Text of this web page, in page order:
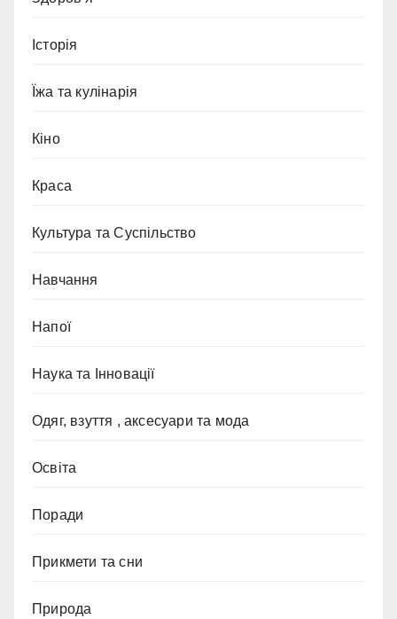
Історія
Їжа та кулінарія
Кіно
Краса
Культура та Суспільство
Навчання
Напої
Наука та Інновації
Одяг, взуття , аксесуари та мода
Освіта
Поради
Прикмети та сни
Природа